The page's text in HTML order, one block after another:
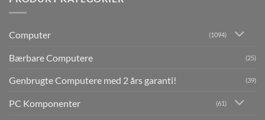
Computer (1094)
Bærbare Computere (25)
Genbrugte Computere med 2 års garanti! (39)
PC Komponenter (61)